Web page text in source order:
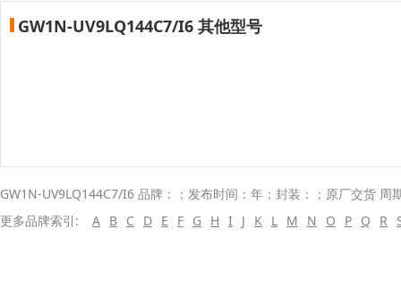
GW1N-UV9LQ144C7/I6 其他型号
GW1N-UV9LQ144C7/I6 品牌：；发布时间：年；封装：；原厂交货 周
更多品牌索引:
A B C D E F G H I J K L M N O P Q R